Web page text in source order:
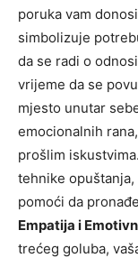
poruka vam
simbolizuje
da se radi o
vrijeme da se
mjesto unutar
emocionalnih
prošlim
tehnike
pomoći da
Empatija i
trećeg goluba,